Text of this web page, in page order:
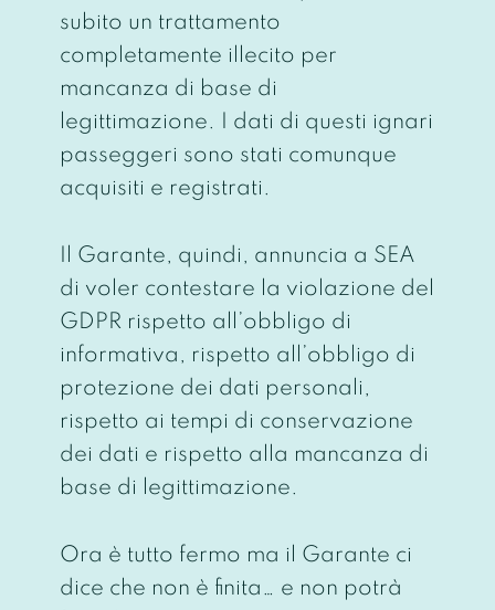
subito un trattamento
completamente illecito per
mancanza di base di
legittimazione. I dati di questi ignari
passeggeri sono stati comunque
acquisiti e registrati.
Il Garante, quindi, annuncia a SEA
di voler contestare la violazione del
GDPR rispetto all’obbligo di
informativa, rispetto all’obbligo di
protezione dei dati personali,
rispetto ai tempi di conservazione
dei dati e rispetto alla mancanza di
base di legittimazione.
Ora è tutto fermo ma il Garante ci
dice che non è finita… e non potrà